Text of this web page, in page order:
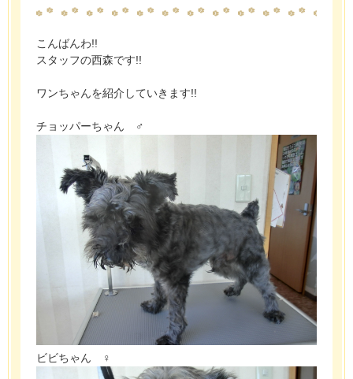
こんばんわ!!
スタッフの西森です!!
ワンちゃんを紹介していきます!!
チョッパーちゃん ♂
ビビちゃん ♀